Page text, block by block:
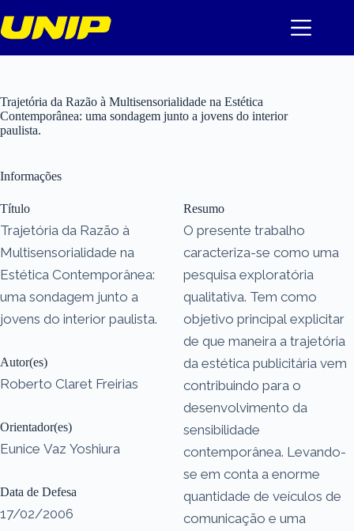
para
o
Trajetória da Razão à Multisensorialidade na Estética
Contemporânea: uma sondagem junto a jovens do interior
paulista.
Informações
Título
Trajetória da Razão à
Multisensorialidade na
Estética Contemporânea:
uma sondagem junto a
jovens do interior paulista.
Autor(es)
Roberto Claret Freirias
Orientador(es)
Eunice Vaz Yoshiura
Data de Defesa
17/02/2006
Resumo
O presente trabalho
caracteriza-se como uma
pesquisa exploratória
qualitativa. Tem como
objetivo principal explicitar
de que maneira a trajetória
da estética publicitária vem
contribuindo para o
desenvolvimento da
sensibilidade
contemporânea. Levando-
se em conta a enorme
quantidade de veículos de
comunicação e uma